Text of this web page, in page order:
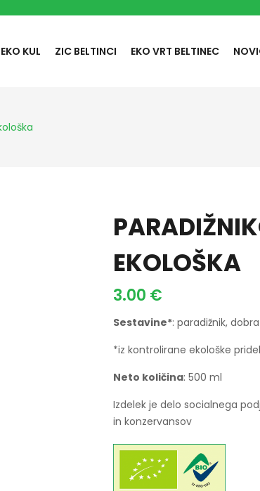
EKO KUL ZIC BELTINCI EKO VRT BELTINEC
EKOLOŠKA
3.00 €
Sestavine*: paradižnik,
*iz kontrolirane ekološke
Neto količina: 500 ml
Izdelek je delo socialnega
in konzervansov